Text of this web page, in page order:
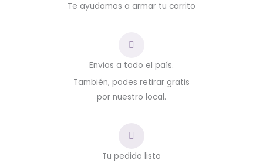
Te ayudamos a armar tu carrito
Envios a todo el país.
También, podes retirar gratis
por nuestro local.
Tu pedido listo